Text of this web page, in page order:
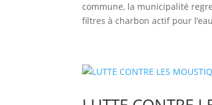
commune, la municipalité
filtres à charbon actif pour